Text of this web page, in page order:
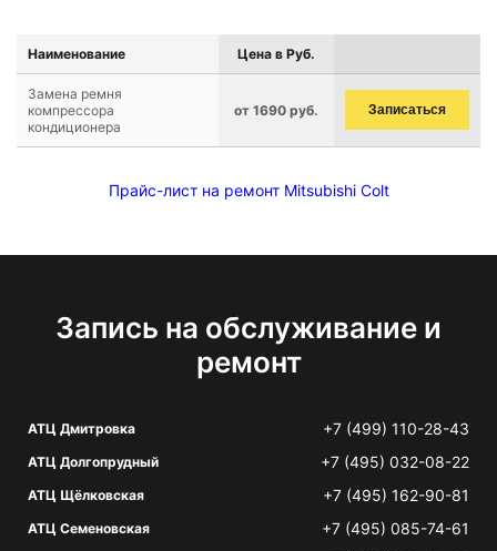
Наименование Цена в Руб.
Замена ремня
компрессора
кондиционера
от 1690 руб. Записаться
Прайс-лист на ремонт Mitsubishi Colt
Запись на обслуживание и
ремонт
АТЦ Дмитровка +7 (499) 110-28-43
АТЦ Долгопрудный +7 (495) 032-08-22
АТЦ Щёлковская +7 (495) 162-90-81
АТЦ Семеновская +7 (495) 085-74-61